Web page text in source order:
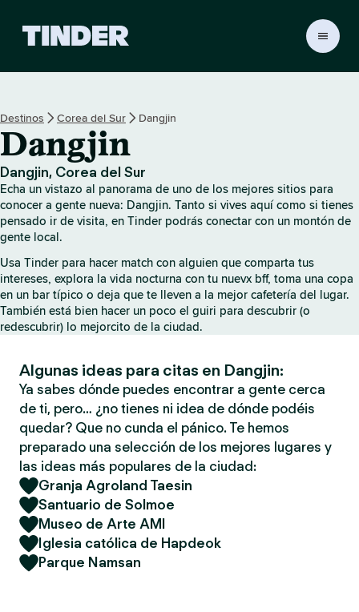
r
i
c
i
o
Destinos Corea del Sur Dangjin
Dangjin
Dangjin, Corea del Sur
Echa un vistazo al panorama de uno de los mejores sitios para
conocer a gente nueva: Dangjin. Tanto si vives aquí como si tienes
pensado ir de visita, en Tinder podrás conectar con un montón de
gente local.
Usa Tinder para hacer match con alguien que comparta tus
intereses, explora la vida nocturna con tu nuevx bff, toma una copa
en un bar típico o deja que te lleven a la mejor cafetería del lugar.
También está bien hacer un poco el guiri para descubrir (o
redescubrir) lo mejorcito de la ciudad.
Algunas ideas para citas en Dangjin:
Ya sabes dónde puedes encontrar a gente cerca
de ti, pero… ¿no tienes ni idea de dónde podéis
quedar? Que no cunda el pánico. Te hemos
preparado una selección de los mejores lugares y
las ideas más populares de la ciudad:
Granja Agroland Taesin
Santuario de Solmoe
Museo de Arte AMI
Iglesia católica de Hapdeok
Parque Namsan